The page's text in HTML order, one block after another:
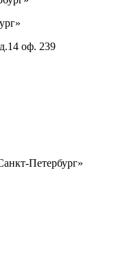
оф. 239
Петербург»